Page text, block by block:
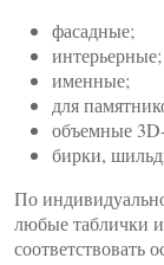
фасадные;
интерьерные;
именные;
для
объемные
бирки,
По
любые таблички
соответствовать